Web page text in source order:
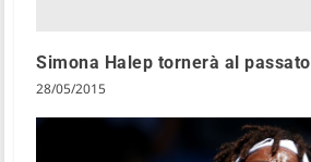
Simona Halep tornerà al passato
28/05/2015